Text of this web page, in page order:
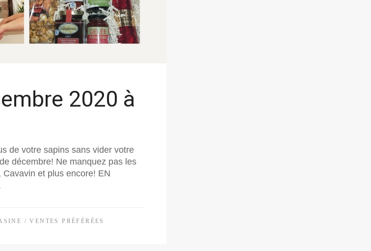
2020 à
de votre sapins sans vider votre
décembre! Ne manquez pas les
et plus encore! EN
/VENTES PRÉFÉRÉES